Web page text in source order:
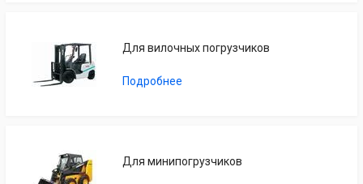
Для вилочных погрузчиков
Подробнее
Для минипогрузчиков